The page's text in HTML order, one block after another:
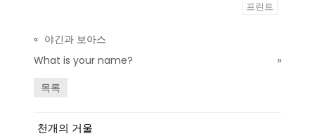
프린트
« 야긴과 보아스
What is your name?
»
목록
천개의 거울